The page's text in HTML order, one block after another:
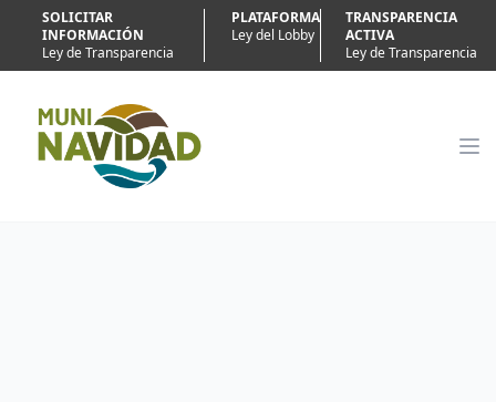
SOLICITAR
INFORMACIÓN
Ley de Transparencia
PLATAFORMA
Ley del Lobby
TRANSPARENCIA
ACTIVA
Ley de Transparencia